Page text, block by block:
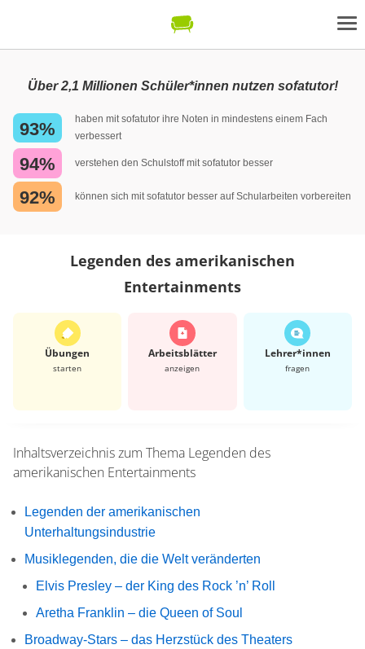
Über 2,1 Millionen Schüler*innen nutzen sofatutor!
93%
haben mit sofatutor ihre Noten in mindestens einem Fach
verbessert
94% verstehen den Schulstoff mit sofatutor besser
92% können sich mit sofatutor besser auf Schularbeiten vorbereiten
Legenden des amerikanischen
Entertainments
Übungen
starten
Arbeits­blätter
anzeigen
Lehrer*​innen
fragen
Inhaltsverzeichnis zum Thema Legenden des
amerikanischen Entertainments
Legenden der amerikanischen
Unterhaltungsindustrie
Musiklegenden, die die Welt veränderten
Elvis Presley – der King des Rock ’n’ Roll
Aretha Franklin – die Queen of Soul
Broadway-Stars – das Herzstück des Theaters